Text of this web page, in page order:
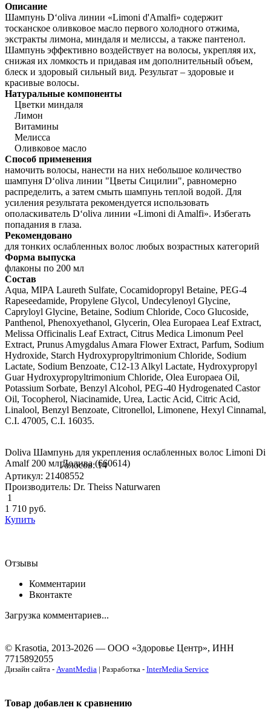
Описание
Шампунь D‘oliva линии «Limoni d'Amalfi» содержит
тосканское оливковое масло первого холодного отжима,
экстракты лимона, миндаля и мелиссы, а также пантенол.
Шампунь эффективно воздействует на волосы, укрепляя их,
снижая их ломкость и придавая им дополнительный объем,
блеск и здоровый сильный вид. Результат – здоровые и
красивые волосы.
Натуральные компоненты
Цветки миндаля
Лимон
Витамины
Мелисса
Оливковое масло
Способ применения
намочить волосы, нанести на них небольшое количество
шампуня D‘oliva линии "Цветы Сицилии", равномерно
распределить, а затем смыть шампунь теплой водой. Для
усиления результата рекомендуется использовать
ополаскиватель D‘oliva линии «Limoni di Amalfi». Избегать
попадания в глаза.
Рекомендовано
для тонких ослабленных волос любых возрастных категорий
Форма выпуска
флаконы по 200 мл
Состав
Aqua, MIPA Laureth Sulfate, Cocamidopropyl Betaine, PEG-4
Rapeseedamide, Propylene Glycol, Undecylenoyl Glycine,
Capryloyl Glycine, Betaine, Sodium Chloride, Coco Glucoside,
Panthenol, Phenoxyethanol, Glycerin, Olea Europaea Leaf Extract,
Melissa Officinalis Leaf Extract, Citrus Medica Limonum Peel
Extract, Prunus Amygdalus Amara Flower Extract, Parfum, Sodium
Hydroxide, Starch Hydroxypropyltrimonium Chloride, Sodium
Lactate, Sodium Benzoate, C12-13 Alkyl Lactate, Hydroxypropyl
Guar Hydroxypropyltrimonium Chloride, Olea Europaea Oil,
Potassium Sorbate, Benzyl Alcohol, PEG-40 Hydrogenated Castor
Oil, Tocopherol, Niacinamide, Urea, Lactic Acid, Citric Acid,
Linalool, Benzyl Benzoate, Citronellol, Limonene, Hexyl Cinnamal,
C.I. 47005, C.I. 16035.
Doliva Шампунь для укрепления ослабленных волос Limoni Di
Amalf 200 мл Долива (660614)
Голосов: 14
Артикул: 21408552
Производитель: Dr. Theiss Naturwaren
1
1 710 руб.
Купить
Отзывы
Комментарии
Вконтакте
Загрузка комментариев...
© Krasotia, 2013-2026 — ООО «Здоровье Центр», ИНН
7715892055
Дизайн сайта - AvantMedia | Разработка - InterMedia Service
Товар добавлен к сравнению